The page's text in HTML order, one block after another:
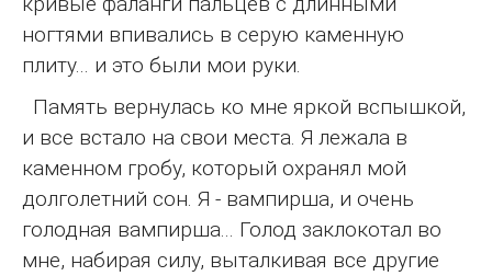
ногтями впивались в серую каменную
плиту... и это были мои руки.
Память вернулась ко мне яркой вспышкой,
и все встало на свои места. Я лежала в
каменном гробу, который охранял мой
долголетний сон. Я - вампирша, и очень
голодная вампирша... Голод заклокотал во
мне, набирая силу, выталкивая все другие